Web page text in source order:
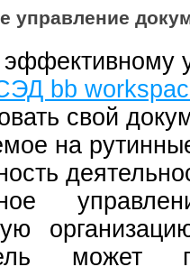
управление
эффективному
bb
свой
на
может